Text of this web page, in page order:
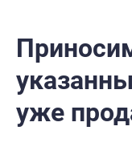
уже